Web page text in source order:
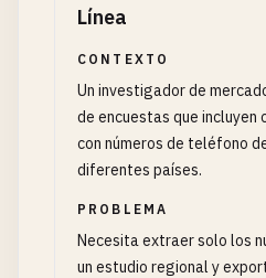
Línea
CONTEXTO
Un investigador de
de encuestas que
con números de teléfono
diferentes países.
PROBLEMA
Necesita extraer solo los
un estudio regional y